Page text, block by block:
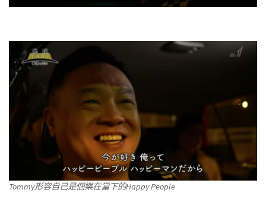
Tommy形容自己是個樂在當下的Happy People